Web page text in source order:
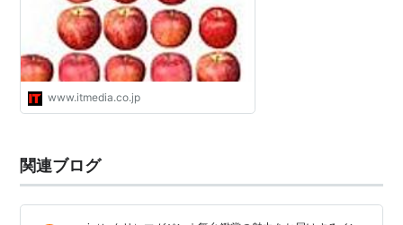
www.itmedia.co.jp
関連ブログ